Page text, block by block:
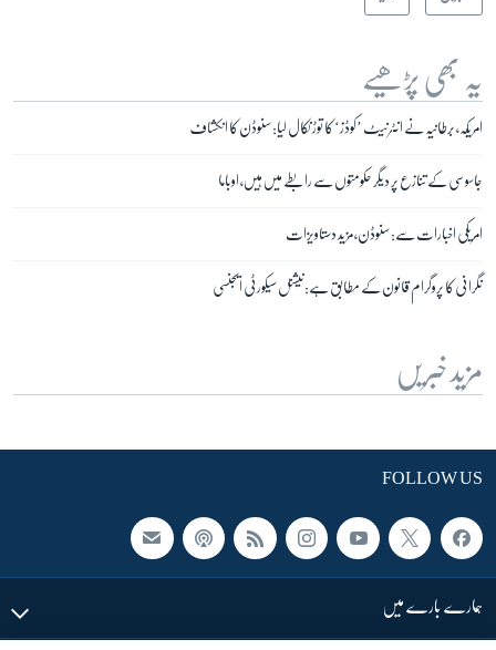
یہ بھی پڑھیے
امریکہ، برطانیہ نے انٹرنیٹ ’کوڈز‘ کا توڑ نکال لیا: سنوڈن کا انکشاف
جاسوسی کے تنازع پر دیگر حکومتوں سے رابطے میں ہیں، اوباما
امریکی اخبارات سے: سنوڈن، مزید دستاویزات
نگرانی کا پروگرام قانون کے مطابق ہے: نیشنل سیکورٹی ایجنسی
مزید خبریں
FOLLOW US
ہمارے بارے میں